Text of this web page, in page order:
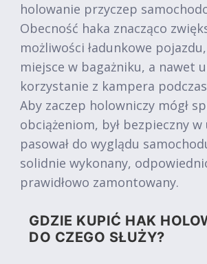
holowanie przyczep
Obecność haka znacząco
możliwości ładunkowe
miejsce w bagażniku, a nawet
korzystanie z kampera
Aby zaczep holowniczy mógł
obciążeniom, był bezpieczny
pasował do wyglądu
solidnie wykonany,
prawidłowo zamontowany.
GDZIE KUPIĆ HAK
DO CZEGO SŁUŻY?